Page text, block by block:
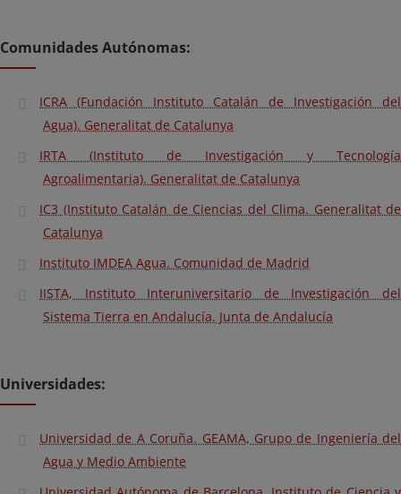
Comunidades Autónomas:
ICRA (Fundación Instituto Catalán de Investigación del
Agua). Generalitat de Catalunya
IRTA (Instituto de Investigación y Tecnología
Agroalimentaria). Generalitat de Catalunya
IC3 (Instituto Catalán de Ciencias del Clima. Generalitat de
Catalunya
Instituto IMDEA Agua. Comunidad de Madrid
IISTA, Instituto Interuniversitario de Investigación del
Sistema Tierra en Andalucía. Junta de Andalucía
Universidades:
Universidad de A Coruña. GEAMA, Grupo de Ingeniería del
Agua y Medio Ambiente